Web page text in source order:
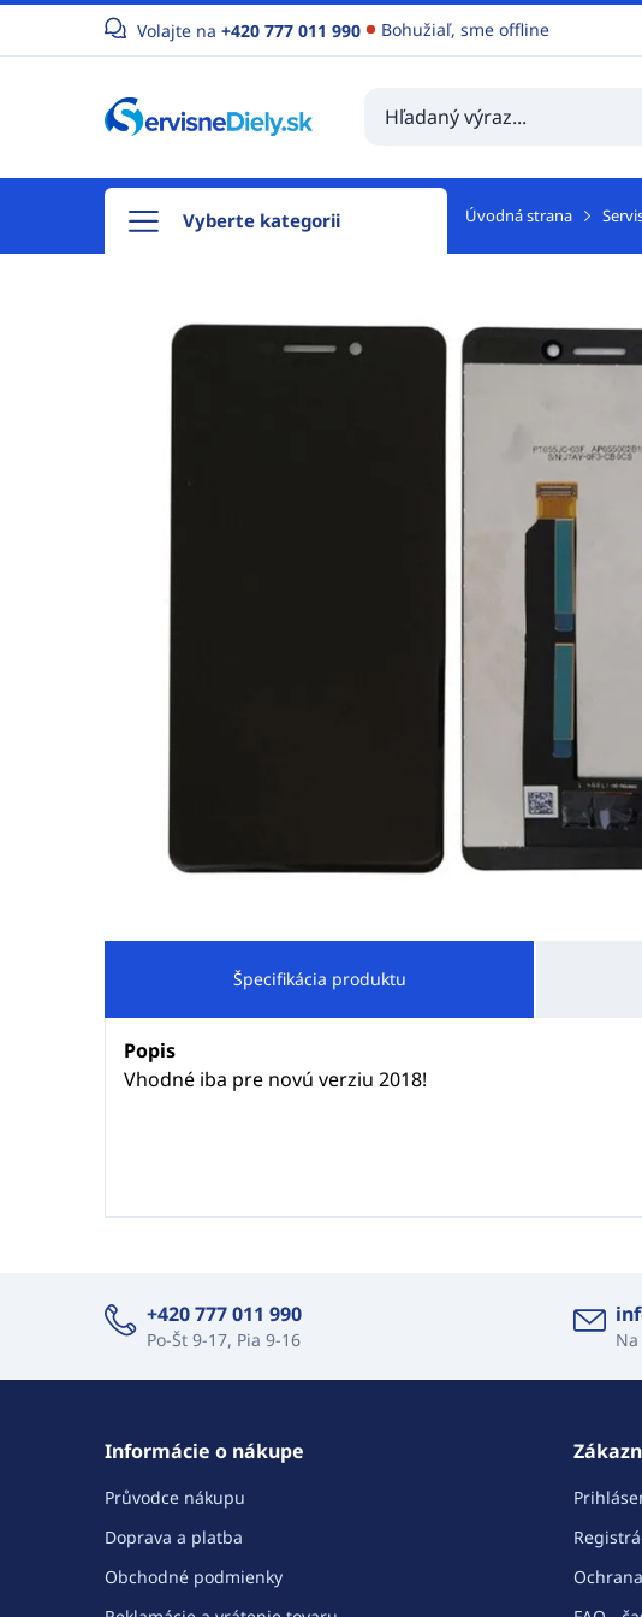
Volajte na +420 777 011 990 Bohužiaľ, sme offline
Vyberte kategorii Úvodná strana
Špecifikácia produktu
Popis
Vhodné iba pre novú verziu 2018!
+420 777 011 990
Po-Št 9-17, Pia 9-16
Informácie o nákupe
Průvodce nákupu
Doprava a platba
Obchodné podmienky